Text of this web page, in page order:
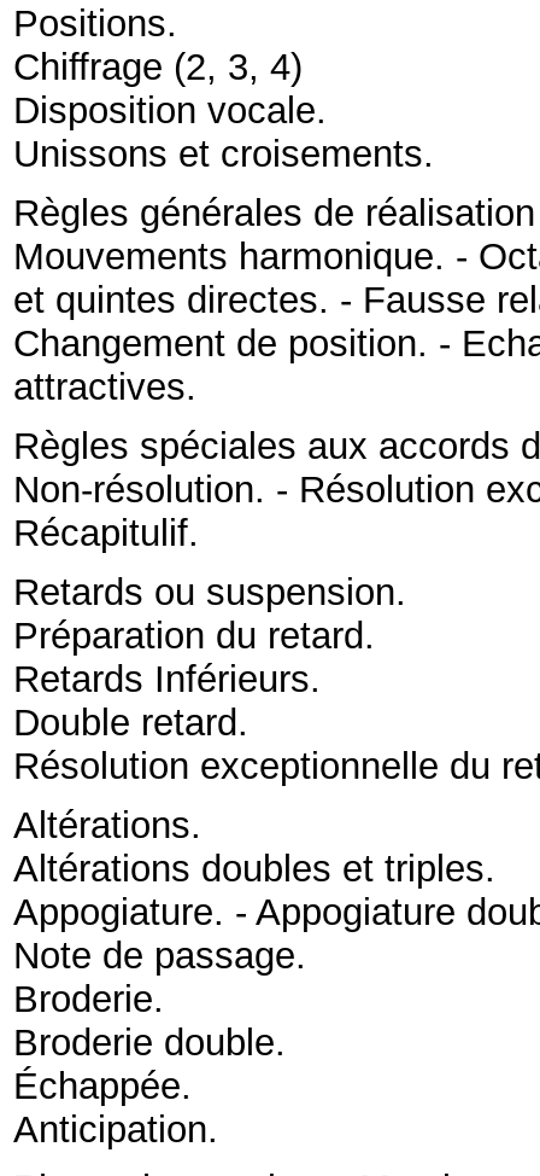
Positions.
Chiffrage (2, 3, 4)
Disposition vocale.
Unissons et croisements.
Règles générales de
Mouvements harmonique. -
et quintes directes. - Fausse
Changement de position. -
attractives.
Règles spéciales aux accords
Non-résolution. - Résolution
Récapitulif.
Retards ou suspension.
Préparation du retard.
Retards Inférieurs.
Double retard.
Résolution exceptionnelle du
Altérations.
Altérations doubles et triples.
Appogiature. - Appogiature
Note de passage.
Broderie.
Broderie double.
Échappée.
Anticipation.